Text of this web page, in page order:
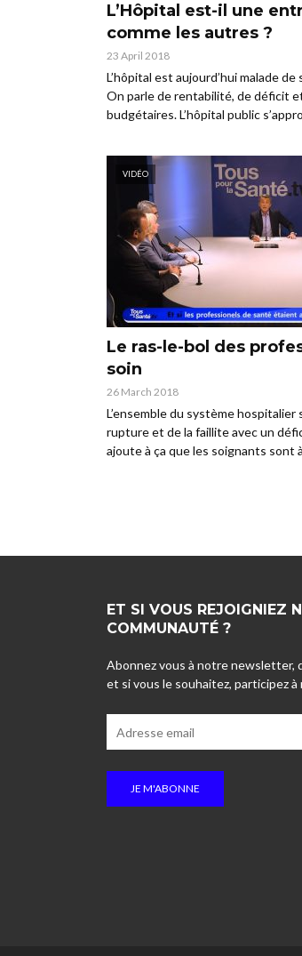
L’Hôpital est-il une
comme les autres ?
23 April 2018
L’hôpital est aujourd’hui malade
On parle de rentabilité, de déficit
budgétaires. L’hôpital public
VIDÉO
Le ras-le-bol des
soin
26 March 2018
L’ensemble du système hospitalier
rupture et de la faillite avec un
ajoute à ça que les soignants sont
ET SI VOUS REJOIGNIEZ
COMMUNAUTÉ ?
Abonnez vous à notre newsletter,
et si vous le souhaitez, participez